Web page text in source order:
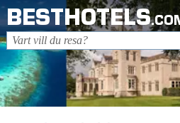
BESTHOTELS